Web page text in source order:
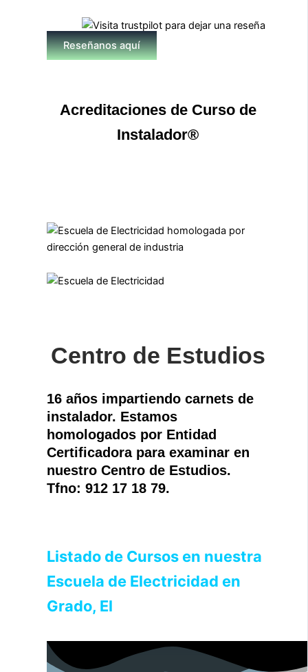
Reseñanos aquí
Acreditaciones de Curso de
Instalador®
Centro de Estudios
16 años impartiendo carnets de
instalador. Estamos
homologados por Entidad
Certificadora para examinar en
nuestro Centro de Estudios.
Tfno: 912 17 18 79.
Listado de Cursos en nuestra
Escuela de Electricidad en
Grado, El